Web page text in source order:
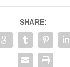
SHARE: